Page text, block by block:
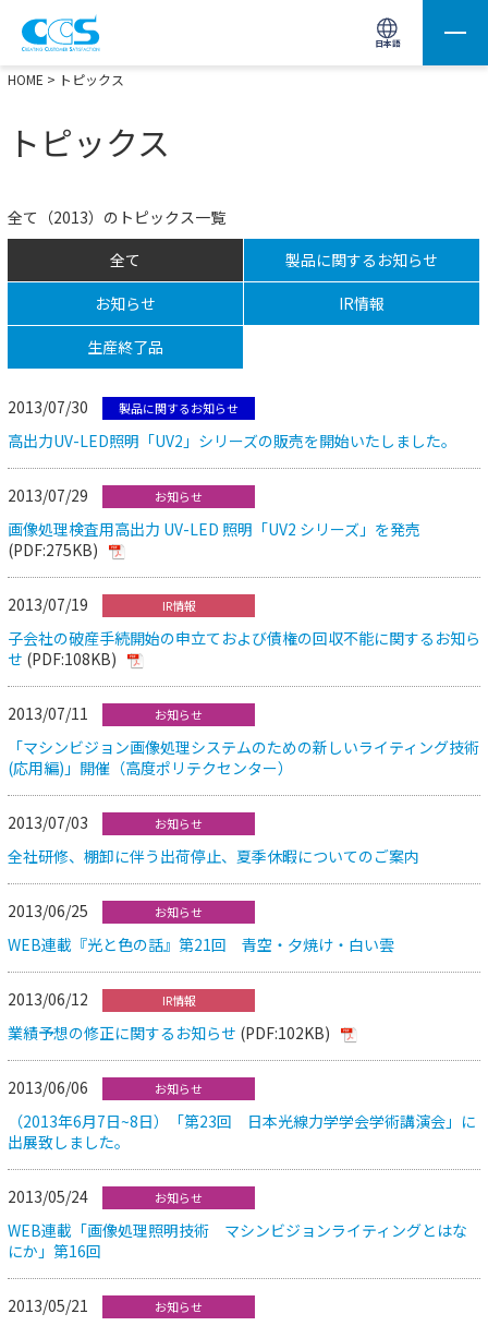
日本語
画像処理用の製品検索 サイト内検索(Enterで実行)
HOME > トピックス
トピックス
全て（2013）のトピックス一覧
全て
製品に関するお知らせ
お知らせ
IR情報
生産終了品
2013/07/30 製品に関するお知らせ
高出力UV-LED照明「UV2」シリーズの販売を開始いたしました。
2013/07/29 お知らせ
画像処理検査用高出力 UV-LED 照明「UV2 シリーズ」を発売
(PDF:275KB)
2013/07/19 IR情報
子会社の破産手続開始の申立ておよび債権の回収不能に関するお知ら
せ (PDF:108KB)
2013/07/11 お知らせ
「マシンビジョン画像処理システムのための新しいライティング技術
(応用編)」開催（高度ポリテクセンター）
2013/07/03 お知らせ
全社研修、棚卸に伴う出荷停止、夏季休暇についてのご案内
2013/06/25 お知らせ
WEB連載『光と色の話』第21回 青空・夕焼け・白い雲
2013/06/12 IR情報
業績予想の修正に関するお知らせ (PDF:102KB)
2013/06/06 お知らせ
（2013年6月7日~8日）「第23回 日本光線力学学会学術講演会」に
出展致しました。
2013/05/24 お知らせ
WEB連載「画像処理照明技術 マシンビジョンライティングとはな
にか」第16回
2013/05/21 お知らせ